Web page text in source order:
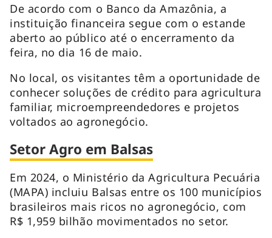
De acordo com o Banco da Amazônia, a
instituição financeira segue com o estande
aberto ao público até o encerramento da
feira, no dia 16 de maio.
No local, os visitantes têm a oportunidade de
conhecer soluções de crédito para agricultura
familiar, microempreendedores e projetos
voltados ao agronegócio.
Setor Agro em Balsas
Em 2024, o Ministério da Agricultura Pecuária
(MAPA) incluiu Balsas entre os 100 municípios
brasileiros mais ricos no agronegócio, com
R$ 1,959 bilhão movimentados no setor.